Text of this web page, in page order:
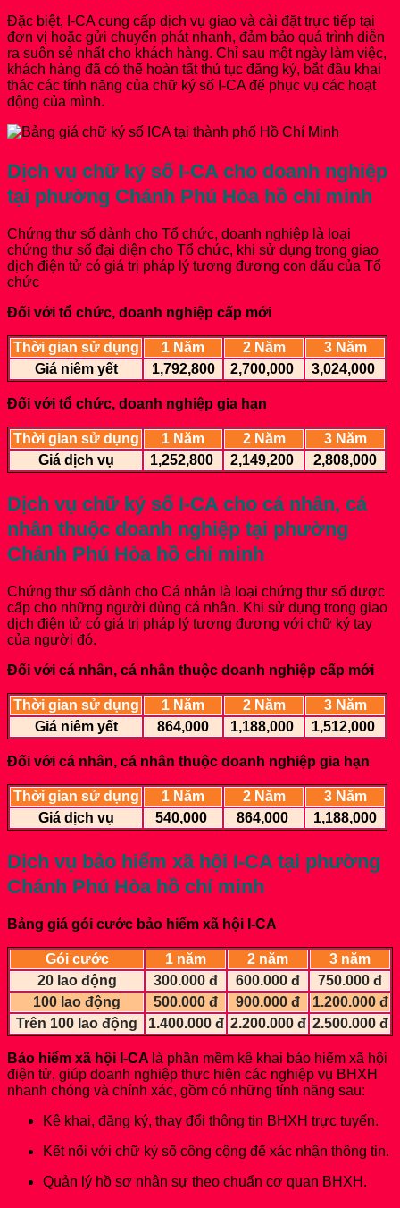
Đặc biệt, I-CA cung cấp dịch vụ giao và cài đặt trực tiếp tại
đơn vị hoặc gửi chuyển phát nhanh, đảm bảo quá trình diễn
ra suôn sẻ nhất cho khách hàng. Chỉ sau một ngày làm việc,
khách hàng đã có thể hoàn tất thủ tục đăng ký, bắt đầu khai
thác các tính năng của chữ ký số I-CA để phục vụ các hoạt
động của mình.
Dịch vụ chữ ký số I-CA cho doanh nghiệp
tại phường Chánh Phú Hòa hồ chí minh
Chứng thư số dành cho Tổ chức, doanh nghiệp là loại
chứng thư số đại diện cho Tổ chức, khi sử dụng trong giao
dịch điện tử có giá trị pháp lý tương đương con dấu của Tổ
chức
Đối với tổ chức, doanh nghiệp cấp mới
Thời gian sử dụng 1 Năm 2 Năm
3 Năm
Giá niêm yết
1,792,800 2,700,000 3,024,000
Đối với tổ chức, doanh nghiệp gia hạn
Thời gian sử dụng 1 Năm 2 Năm
3 Năm
Giá dịch vụ
1,252,800 2,149,200 2,808,000
Dịch vụ chữ ký số I-CA cho cá nhân, cá
nhân thuộc doanh nghiệp tại phường
Chánh Phú Hòa hồ chí minh
Chứng thư số dành cho Cá nhân là loại chứng thư số được
cấp cho những người dùng cá nhân. Khi sử dụng trong giao
dịch điện tử có giá trị pháp lý tương đương với chữ ký tay
của người đó.
Đối với cá nhân, cá nhân thuộc doanh nghiệp cấp mới
Thời gian sử dụng 1 Năm 2 Năm
3 Năm
Giá niêm yết
864,000 1,188,000 1,512,000
Đối với cá nhân, cá nhân thuộc doanh nghiệp gia hạn
Thời gian sử dụng 1 Năm 2 Năm
3 Năm
Giá dịch vụ
540,000 864,000 1,188,000
Dịch vụ bảo hiểm xã hội I-CA tại phường
Chánh Phú Hòa hồ chí minh
Bảng giá gói cước bảo hiểm xã hội I-CA
Gói cước 1 năm 2 năm
3 năm
20 lao động
300.000 đ 600.000 đ
750.000 đ
100 lao động
500.000 đ 900.000 đ
1.200.000 đ
Trên 100 lao động
1.400.000 đ 2.200.000 đ 2.500.000 đ
Bảo hiểm xã hội I-CA là phần mềm kê khai bảo hiểm xã hội
điện tử, giúp doanh nghiệp thực hiện các nghiệp vụ BHXH
nhanh chóng và chính xác, gồm có những tính năng sau:
Kê khai, đăng ký, thay đổi thông tin BHXH trực tuyến.
Kết nối với chữ ký số công cộng để xác nhận thông tin.
Quản lý hồ sơ nhân sự theo chuẩn cơ quan BHXH.